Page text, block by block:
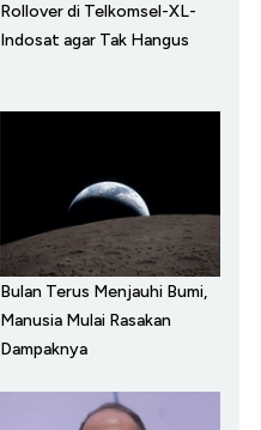
Rollover di Telkomsel-XL-
Indosat agar Tak Hangus
Bulan Terus Menjauhi Bumi,
Manusia Mulai Rasakan
Dampaknya